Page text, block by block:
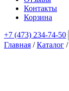
Контакты
Корзина
+7 (473) 234-74-50
Главная /Каталог /